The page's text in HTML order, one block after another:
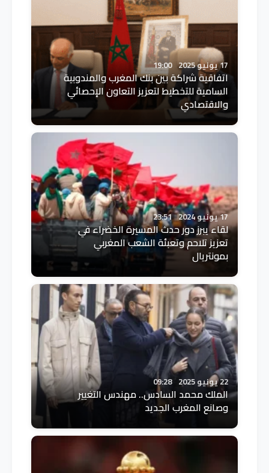
17 يونيو 2025 19:00
اتفاقية شراكة بين بنك المغرب والمندوبية
السامية للتخطيط لتعزيز التعاون الإحصائي
والاقتصادي
17 يونيو 2024 23:51
لقاء يبرز دور حدث المسيرة الخضراء في
تعزيز تلاحم وتعبئة الشعب المغربي
بمونتريال
22 يونيو 2025 09:28
الملك محمد السادس.. مهندس التغيير
وصانع المغرب الجديد